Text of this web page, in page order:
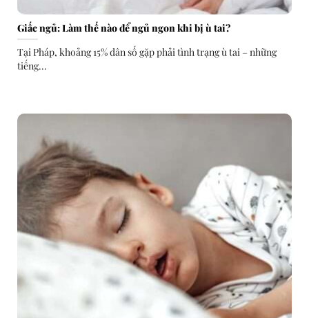
Giấc ngủ: Làm thế nào để ngủ ngon khi bị ù tai?
Tại Pháp, khoảng 15% dân số gặp phải tình trạng ù tai – những
tiếng...